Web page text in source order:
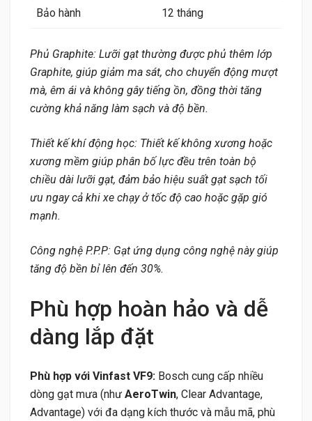
Bảo hành 12 tháng
Phủ Graphite: Lưỡi gạt thường được phủ thêm lớp
Graphite, giúp giảm ma sát, cho chuyển động mượt
mà, êm ái và không gây tiếng ồn, đồng thời tăng
cường khả năng làm sạch và độ bền.
Thiết kế khí động học: Thiết kế không xương hoặc
xương mềm giúp phân bố lực đều trên toàn bộ
chiều dài lưỡi gạt, đảm bảo hiệu suất gạt sạch tối
ưu ngay cả khi xe chạy ở tốc độ cao hoặc gặp gió
mạnh.
Công nghệ P.P.P: Gạt ứng dụng công nghệ này giúp
tăng độ bền bỉ lên đến 30%.
Phù hợp hoàn hảo và dễ
dàng lắp đặt
Phù hợp với Vinfast VF9: Bosch cung cấp nhiều
dòng gạt mưa (như AeroTwin, Clear Advantage,
Advantage) với đa dạng kích thước và mẫu mã, phù